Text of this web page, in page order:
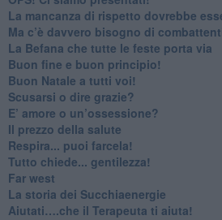
​La mancanza di rispetto dovrebbe
​Ma c’è davvero bisogno di
​La Befana che tutte le feste porta via
Buon fine e buon principio!
​Buon Natale a tutti voi!
​Scusarsi o dire grazie?
​E’ amore o un’ossessione?
​Il prezzo della salute
​Respira... puoi farcela!
​Tutto chiede... gentilezza!
​Far west
​La storia dei Succhiaenergie
​Aiutati….che il Terapeuta ti aiuta!